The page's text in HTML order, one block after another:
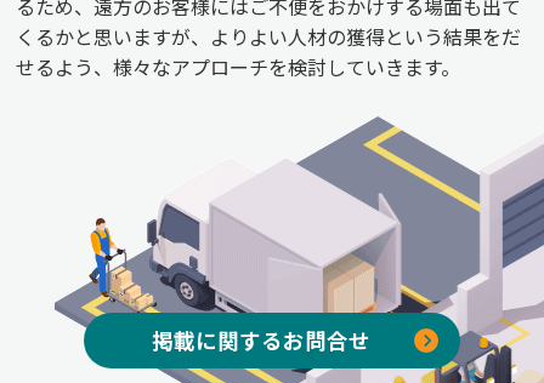
るため、遠方のお客様にはご不便をおかけする場面も出て
くるかと思いますが、よりよい人材の獲得という結果をだ
せるよう、様々なアプローチを検討していきます。
掲載に関するお問合せ